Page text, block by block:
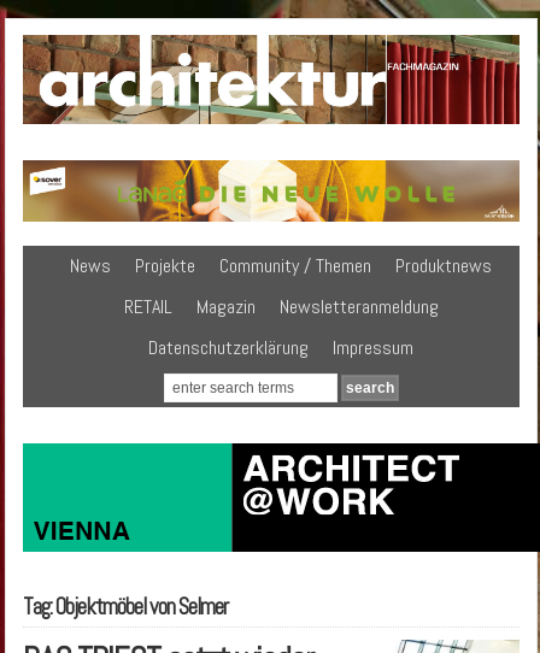
News Projekte Community / Themen
Produktnews
RETAIL
Magazin
Newsletteranmeldung
Datenschutzerklärung
Impressum
Tag: Objektmöbel von Selmer